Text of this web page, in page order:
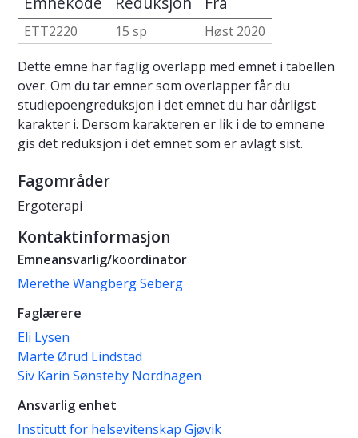
ETT2220 15 sp
Høst 2020
Dette emne har faglig overlapp med emnet i tabellen
over. Om du tar emner som overlapper får du
studiepoengreduksjon i det emnet du har dårligst
karakter i. Dersom karakteren er lik i de to emnene
gis det reduksjon i det emnet som er avlagt sist.
Fagområder
Ergoterapi
Kontaktinformasjon
Emneansvarlig/koordinator
Merethe Wangberg Seberg
Faglærere
Eli Lysen
Marte Ørud Lindstad
Siv Karin Sønsteby Nordhagen
Ansvarlig enhet
Institutt for helsevitenskap Gjøvik